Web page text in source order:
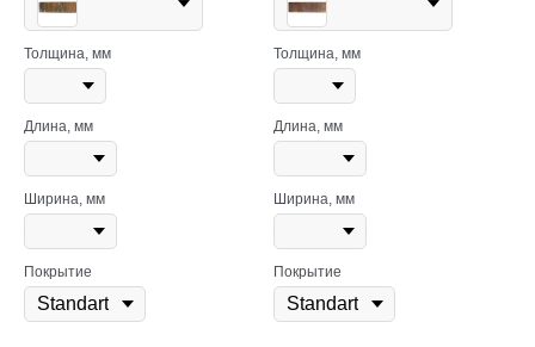
Толщина, мм
Длина, мм
Ширина, мм
Покрытие
Толщина, мм
Длина, мм
Ширина, мм
Покрытие